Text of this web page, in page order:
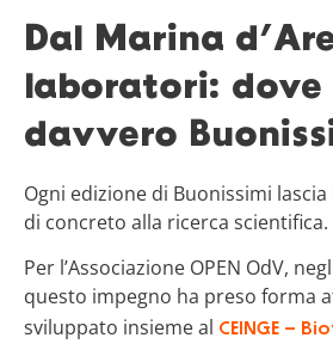
Dal Marina
laboratori:
davvero
Ogni edizione di Buonissimi
di concreto alla ricerca scientifica.
Per l’Associazione OPEN OdV,
questo impegno ha preso forma
sviluppato insieme al CEINGE –